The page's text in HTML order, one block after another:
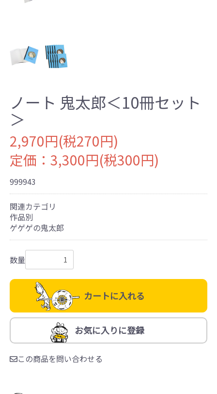
ノート 鬼太郎＜10冊セット
＞
2,970円(税270円)
定価：3,300円(税300円)
999943
関連カテゴリ
作品別
ゲゲゲの鬼太郎
数量
カートに入れる
お気に入りに登録
この商品を問い合わせる